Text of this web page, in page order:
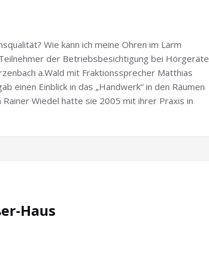
Wie kann ich meine Ohren im Lärm
der Betriebsbesichtigung bei Hörgeräte
a.Wald mit Fraktionssprecher Matthias
einen Einblick in das „Handwerk“ in den Räumen
Wiedel hatte sie 2005 mit ihrer Praxis in
Haus